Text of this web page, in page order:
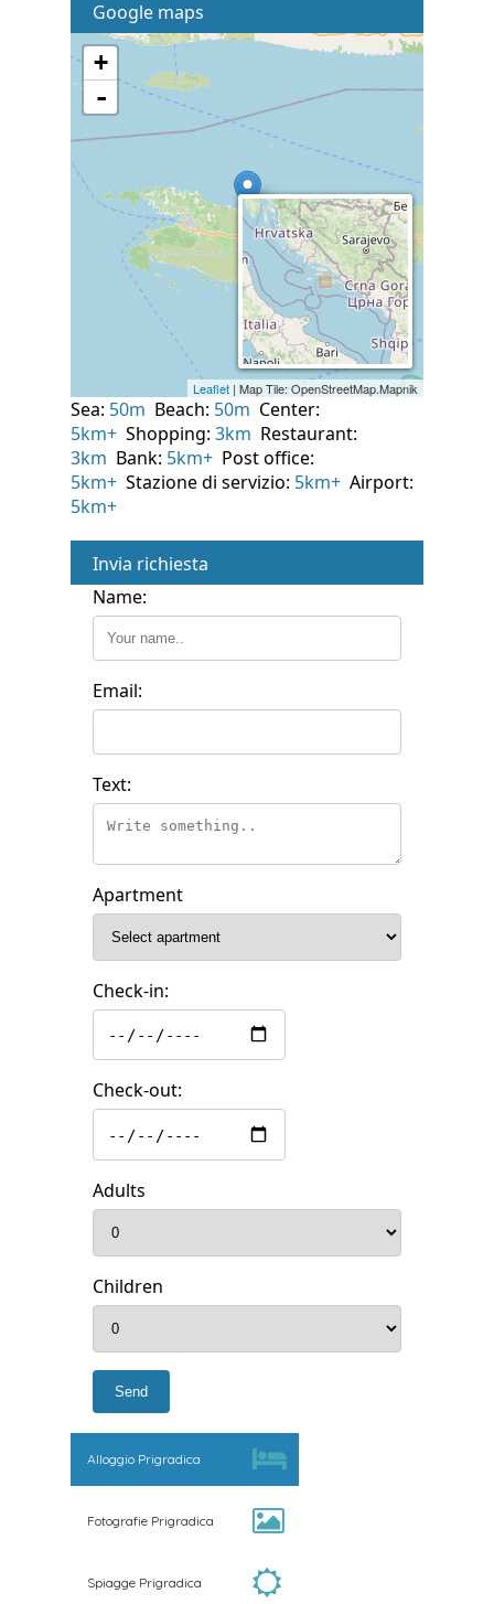
Google maps
Sea: 50m Beach: 50m Center:
5km+ Shopping: 3km Restaurant:
3km Bank: 5km+ Post office:
5km+ Stazione di servizio: 5km+ Airport:
5km+
Invia richiesta
Name:
Email:
Text:
Apartment
Check-in:
Check-out:
Adults
Children
Alloggio Prigradica
Fotografie Prigradica
Spiagge Prigradica